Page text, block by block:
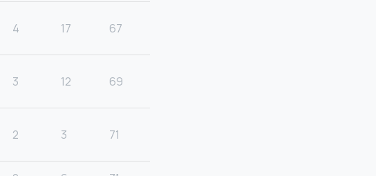
4 17 67
3 12 69
2 3 71